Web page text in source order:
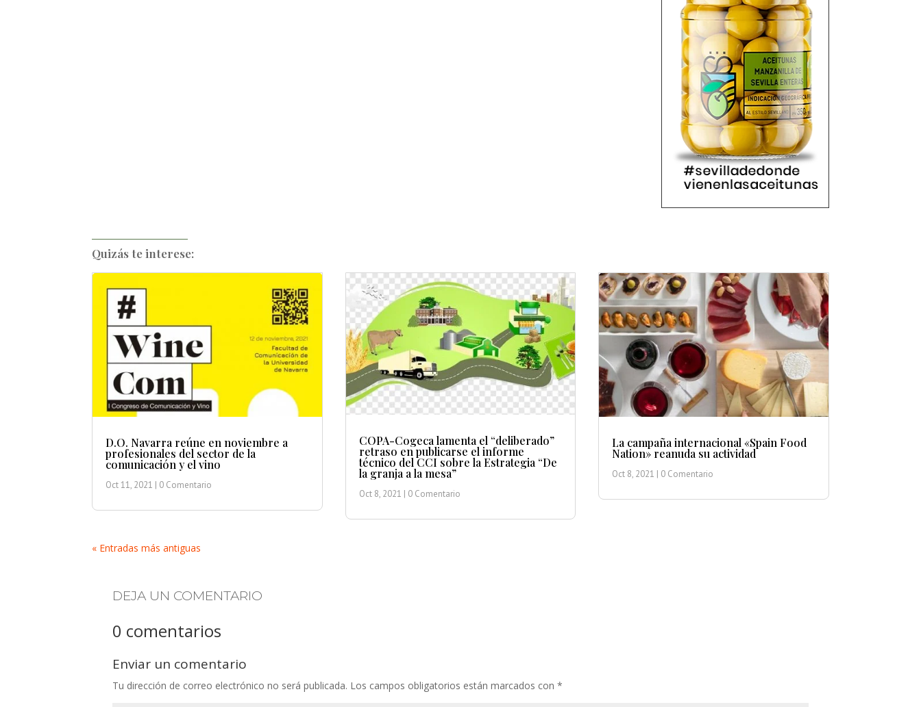
Quizás te interese:
D.O. Navarra reúne en noviembre a
profesionales del sector de la
comunicación y el vino
Oct 11, 2021 | 0 Comentario
COPA-Cogeca lamenta el “deliberado”
retraso en publicarse el informe
técnico del CCI sobre la Estrategia “De
la granja a la mesa”
Oct 8, 2021 | 0 Comentario
La campaña internacional «Spain Food
Nation» reanuda su actividad
Oct 8, 2021 | 0 Comentario
« Entradas más antiguas
DEJA UN COMENTARIO
0 comentarios
Enviar un comentario
Tu dirección de correo electrónico no será publicada. Los campos obligatorios están marcados con*